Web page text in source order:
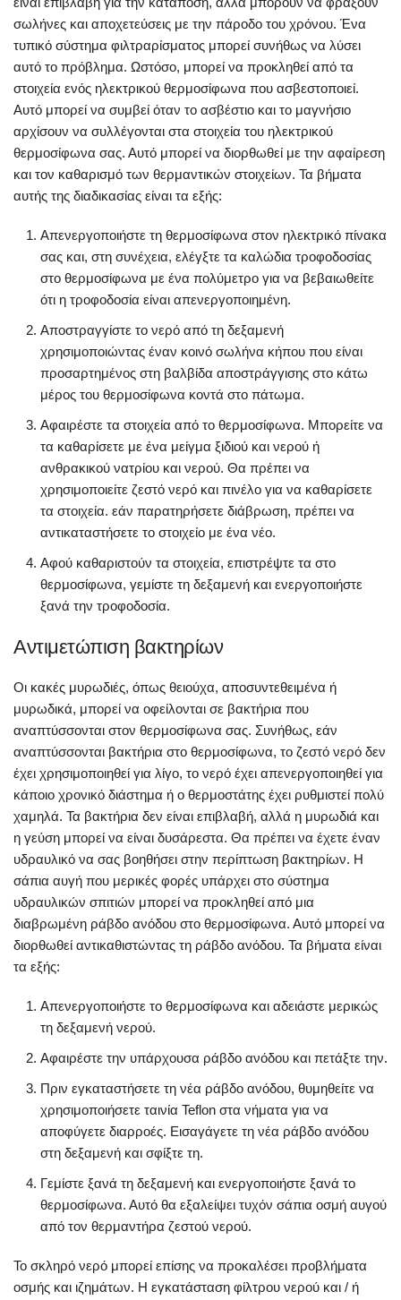
σωλήνες και αποχετεύσεις με την πάροδο του χρόνου. Ένα
τυπικό σύστημα φιλτραρίσματος μπορεί συνήθως να λύσει
αυτό το πρόβλημα. Ωστόσο, μπορεί να προκληθεί από τα
στοιχεία ενός ηλεκτρικού θερμοσίφωνα που ασβεστοποιεί.
Αυτό μπορεί να συμβεί όταν το ασβέστιο και το μαγνήσιο
αρχίσουν να συλλέγονται στα στοιχεία του ηλεκτρικού
θερμοσίφωνα σας. Αυτό μπορεί να διορθωθεί με την αφαίρεση
και τον καθαρισμό των θερμαντικών στοιχείων. Τα βήματα
αυτής της διαδικασίας είναι τα εξής:
Απενεργοποιήστε τη θερμοσίφωνα στον ηλεκτρικό πίνακα
σας και, στη συνέχεια, ελέγξτε τα καλώδια τροφοδοσίας
στο θερμοσίφωνα με ένα πολύμετρο για να βεβαιωθείτε
ότι η τροφοδοσία είναι απενεργοποιημένη.
Αποστραγγίστε το νερό από τη δεξαμενή
χρησιμοποιώντας έναν κοινό σωλήνα κήπου που είναι
προσαρτημένος στη βαλβίδα αποστράγγισης στο κάτω
μέρος του θερμοσίφωνα κοντά στο πάτωμα.
Αφαιρέστε τα στοιχεία από το θερμοσίφωνα. Μπορείτε να
τα καθαρίσετε με ένα μείγμα ξιδιού και νερού ή
ανθρακικού νατρίου και νερού. Θα πρέπει να
χρησιμοποιείτε ζεστό νερό και πινέλο για να καθαρίσετε
τα στοιχεία. εάν παρατηρήσετε διάβρωση, πρέπει να
αντικαταστήσετε το στοιχείο με ένα νέο.
Αφού καθαριστούν τα στοιχεία, επιστρέψτε τα στο
θερμοσίφωνα, γεμίστε τη δεξαμενή και ενεργοποιήστε
ξανά την τροφοδοσία.
Αντιμετώπιση βακτηρίων
Οι κακές μυρωδιές, όπως θειούχα, αποσυντεθειμένα ή
μυρωδικά, μπορεί να οφείλονται σε βακτήρια που
αναπτύσσονται στον θερμοσίφωνα σας. Συνήθως, εάν
αναπτύσσονται βακτήρια στο θερμοσίφωνα, το ζεστό νερό δεν
έχει χρησιμοποιηθεί για λίγο, το νερό έχει απενεργοποιηθεί για
κάποιο χρονικό διάστημα ή ο θερμοστάτης έχει ρυθμιστεί πολύ
χαμηλά. Τα βακτήρια δεν είναι επιβλαβή, αλλά η μυρωδιά και
η γεύση μπορεί να είναι δυσάρεστα. Θα πρέπει να έχετε έναν
υδραυλικό να σας βοηθήσει στην περίπτωση βακτηρίων. Η
σάπια αυγή που μερικές φορές υπάρχει στο σύστημα
υδραυλικών σπιτιών μπορεί να προκληθεί από μια
διαβρωμένη ράβδο ανόδου στο θερμοσίφωνα. Αυτό μπορεί να
διορθωθεί αντικαθιστώντας τη ράβδο ανόδου. Τα βήματα είναι
τα εξής:
Απενεργοποιήστε το θερμοσίφωνα και αδειάστε μερικώς
τη δεξαμενή νερού.
Αφαιρέστε την υπάρχουσα ράβδο ανόδου και πετάξτε την.
Πριν εγκαταστήσετε τη νέα ράβδο ανόδου, θυμηθείτε να
χρησιμοποιήσετε ταινία Teflon στα νήματα για να
αποφύγετε διαρροές. Εισαγάγετε τη νέα ράβδο ανόδου
στη δεξαμενή και σφίξτε τη.
Γεμίστε ξανά τη δεξαμενή και ενεργοποιήστε ξανά το
θερμοσίφωνα. Αυτό θα εξαλείψει τυχόν σάπια οσμή αυγού
από τον θερμαντήρα ζεστού νερού.
Το σκληρό νερό μπορεί επίσης να προκαλέσει προβλήματα
οσμής και ιζημάτων. Η εγκατάσταση φίλτρου νερού και / ή